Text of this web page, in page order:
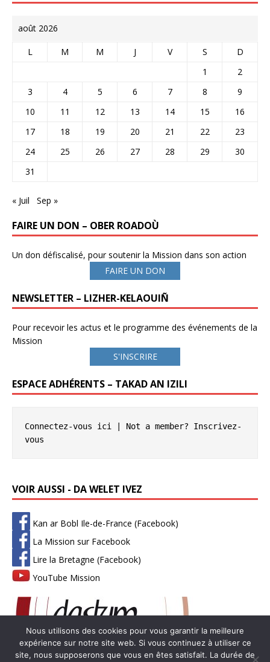
août 2026
L M M J V S
D
1
2
3
4 5 6 7 8
9
10
11 12 13 14 15
16
17
18 19 20 21 22
23
24
25 26 27 28 29
30
31
« Juil Sep »
FAIRE UN DON – OBER ROADOÙ
Un don défiscalisé, pour soutenir la Mission dans son action
FAIRE UN DON
NEWSLETTER – LIZHER-KELAOUIÑ
Pour recevoir les actus et le programme des événements de la
Mission
S'INSCRIRE
ESPACE ADHÉRENTS – TAKAD AN IZILI
Connectez-vous ici | Not a member? Inscrivez-
vous
VOIR AUSSI - DA WELET IVEZ
Kan ar Bobl Ile-de-France (Facebook)
La Mission sur Facebook
Lire la Bretagne (Facebook)
YouTube Mission
Nous utilisons des cookies pour vous garantir la meilleure
expérience sur notre site web. Si vous continuez à utiliser ce
site, nous supposerons que vous en êtes satisfait. La durée de